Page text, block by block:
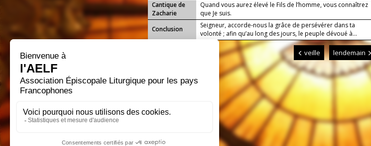
Cantique de
Zacharie
Quand vous aurez élevé le Fils de l’homme, vous connaîtrez
que Je suis.
Conclusion
Seigneur, accorde-nous la grâce de persévérer dans ta
volonté ; afin qu’au long des jours, le peuple dévoué à...
veille lendemain